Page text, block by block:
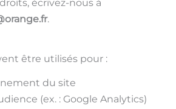
écrivez-nous à
.
être utilisés pour :
du site
(ex. : Google Analytics)